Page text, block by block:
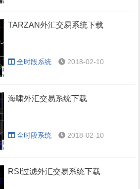
TARZAN外汇交易系统下载
全时段系统 2018-02-10
海啸外汇交易系统下载
全时段系统 2018-02-10
RSI过滤外汇交易系统下载